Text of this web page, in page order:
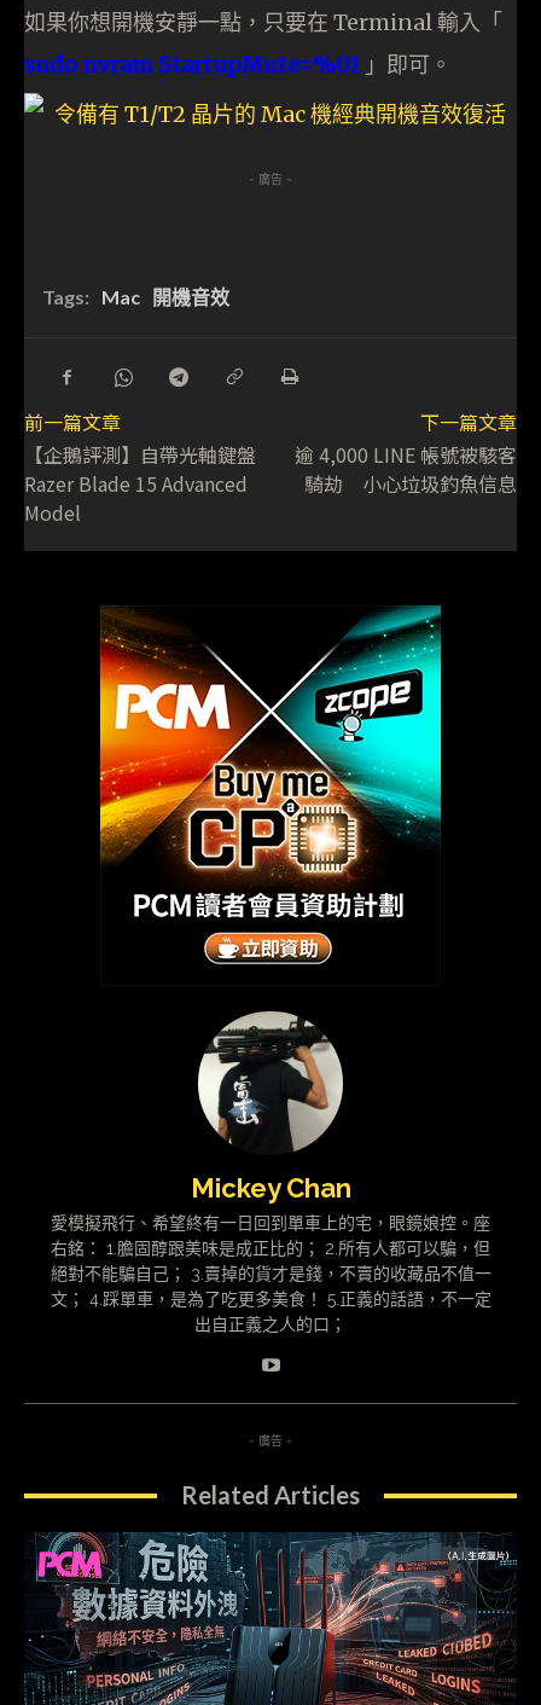
如果你想開機安靜一點，只要在 Terminal 輸入「
sudo nvram StartupMute=%01 」即可。
- 廣告 -
Tags: Mac 開機音效
前一篇文章
【企鵝評測】自帶光軸鍵盤
Razer Blade 15 Advanced
Model
下一篇文章
逾 4,000 LINE 帳號被駭客
騎劫 小心垃圾釣魚信息
Mickey Chan
愛模擬飛行、希望終有一日回到單車上的宅，眼鏡娘控。座
右銘： 1.膽固醇跟美味是成正比的； 2.所有人都可以騙，但
絕對不能騙自己； 3.賣掉的貨才是錢，不賣的收藏品不值一
文； 4.踩單車，是為了吃更多美食！ 5.正義的話語，不一定
出自正義之人的口；
- 廣告 -
Related Articles